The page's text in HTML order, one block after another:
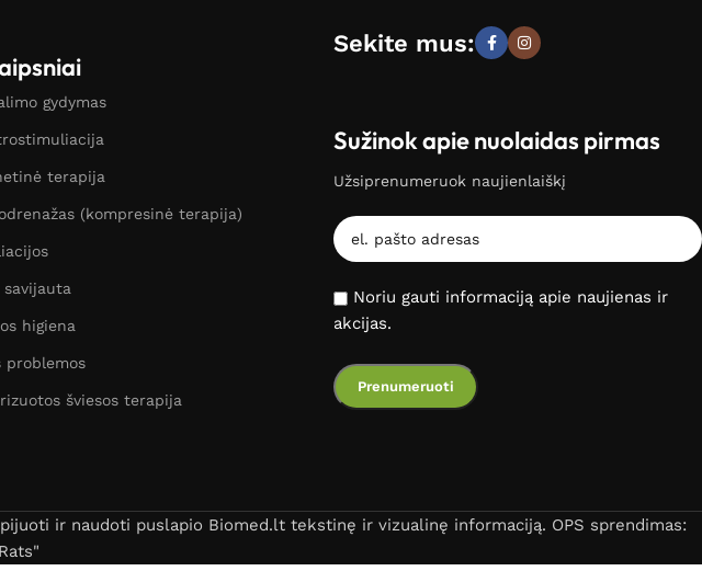
gydymas
terapija
(kompresinė terapija)
savijauta
higiena
problemos
šviesos terapija
Sekite mus:
Sužinok apie nuolaidas pirmas
Užsiprenumeruok naujienlaiškį
Noriu gauti informaciją apie naujienas ir
akcijas.
ir naudoti puslapio Biomed.lt tekstinę ir vizualinę informaciją. OPS sprendimas: